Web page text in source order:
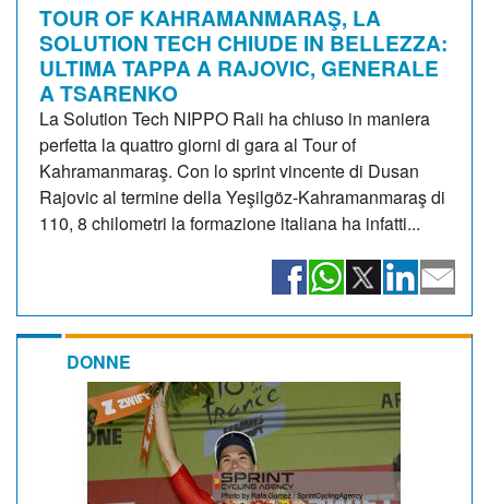
TOUR OF KAHRAMANMARAŞ, LA
SOLUTION TECH CHIUDE IN BELLEZZA:
ULTIMA TAPPA A RAJOVIC, GENERALE
A TSARENKO
La Solution Tech NIPPO Rali ha chiuso in maniera
perfetta la quattro giorni di gara al Tour of
Kahramanmaraş. Con lo sprint vincente di Dusan
Rajovic al termine della Yeşilgöz-Kahramanmaraş di
110, 8 chilometri la formazione italiana ha infatti...
DONNE